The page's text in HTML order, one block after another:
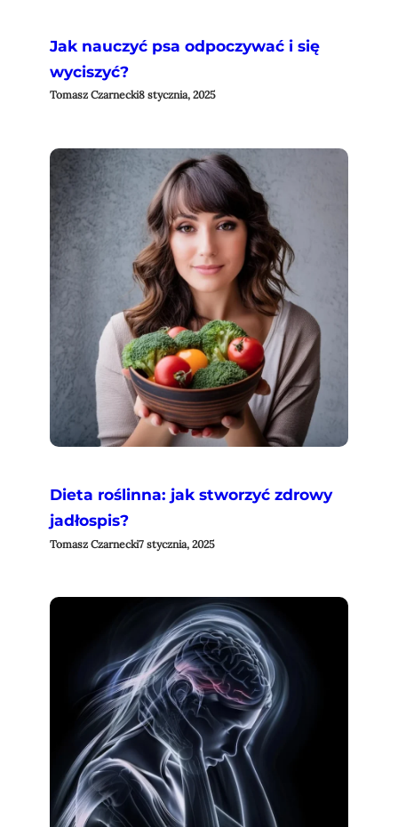
Jak nauczyć psa odpoczywać i się
wyciszyć?
Tomasz Czarnecki8 stycznia, 2025
Dieta roślinna: jak stworzyć zdrowy
jadłospis?
Tomasz Czarnecki7 stycznia, 2025